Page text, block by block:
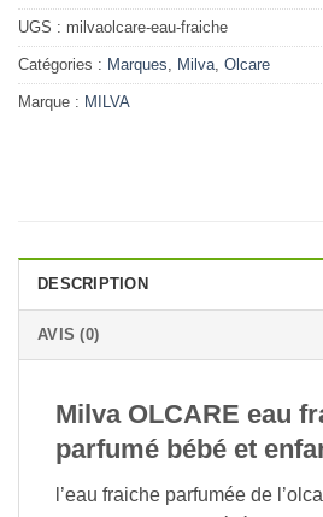
UGS : milvaolcare-eau-fraiche
Catégories : Marques, Milva, Olcare
Marque : MILVA
DESCRIPTION
AVIS (0)
Milva OLCARE eau
parfumé bébé et
l’eau fraiche parfumée de